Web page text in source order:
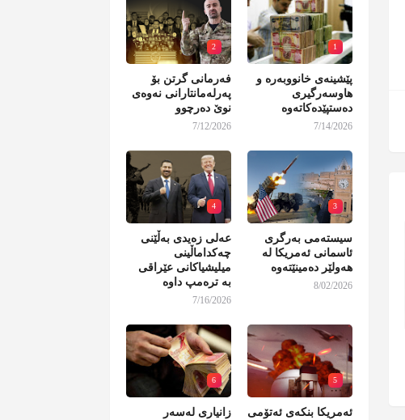
1
پێشینەی خانووبەرە و
هاوسەرگیری
دەستپێدەکاتەوە
7/14/2026
2
فەرمانی گرتن بۆ
پەرلەمانتارانی نەوەی
نوێ دەرچوو
7/12/2026
3
سیستەمی بەرگری
ئاسمانی ئەمریکا لە
هەولێر دەمینێتەوە
8/02/2026
4
عەلی زەیدی بەڵێنی
چەکداماڵینی
میلیشیاکانی عێراقی
بە ترەمپ داوە
7/16/2026
5
ئەمریکا بنکەی ئەتۆمی
6
زانیاری لەسەر